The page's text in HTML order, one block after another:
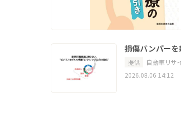
損傷バンパー
提供
自動車リサ
2026.08.06 14:12